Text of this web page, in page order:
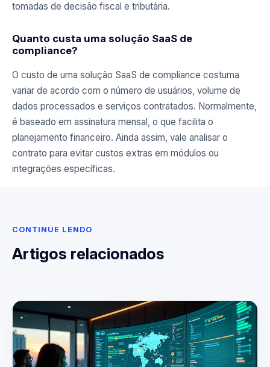
tomadas de decisão fiscal e tributária.
Quanto custa uma solução SaaS de
compliance?
O custo de uma solução SaaS de compliance costuma
variar de acordo com o número de usuários, volume de
dados processados e serviços contratados. Normalmente,
é baseado em assinatura mensal, o que facilita o
planejamento financeiro. Ainda assim, vale analisar o
contrato para evitar custos extras em módulos ou
integrações específicas.
CONTINUE LENDO
Artigos relacionados